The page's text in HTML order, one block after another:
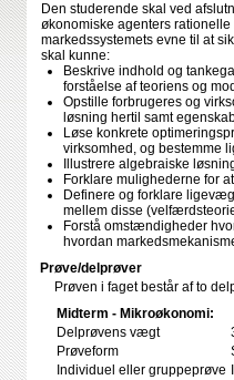
Den studerende skal ved
økonomiske agenters
markedssystemets evne til at
skal kunne:
Beskrive indhold og
forståelse af teoriens og
Opstille forbrugeres og
løsning hertil samt
Løse konkrete
virksomhed, og bestemme
Illustrere algebraiske
Forklare mulighederne for
Definere og forklare
mellem disse
Forstå omstændigheder
hvordan
Prøve/delprøver
Prøven i faget består af to
Midterm - Mikroøkonomi:
Delprøvens vægt
Prøveform
Individuel eller gruppeprøve